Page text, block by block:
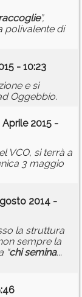
”,
polivalente di
- 10:23
e si
Oggebbio.
2015 -
VCO, si terrà a
3 maggio
2014 -
la struttura
sempre la
“chi semina...